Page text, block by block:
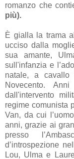
romanzo che
più).
È gialla la trama
ucciso dalla
sua amante,
sull'infanzia e
natale, a
Novecento.
dall'intervento
regime comunista
Van, da cui
anni, grazie ai
presso
d’introspezione
Lou, Ulma e